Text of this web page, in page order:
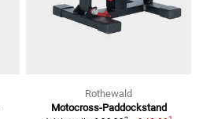
Rothewald
Motocross-Paddockstand